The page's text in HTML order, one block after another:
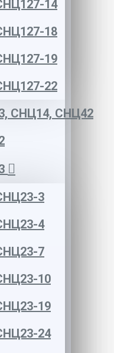
14
18
19
22
СНЦ14, СНЦ42
3
4
7
10
19
24